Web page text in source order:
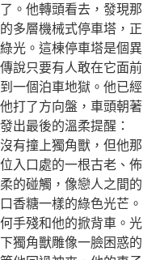
。他轉頭看去，發現那
多層機械式停車塔，正
光。這棟停車塔是個異
說只要有人敢在它面前
一個泊車地獄。他已經
打了方向盤，車頭朝著
出最後的溫柔提醒：
有撞上獨角獸，但他那
入口處的一根古老、佈
的碰觸，像戀人之間的
香糖一樣的綠色光芒。
手殘和他的掀背車。光
獨角獸雕像一臉困惑的